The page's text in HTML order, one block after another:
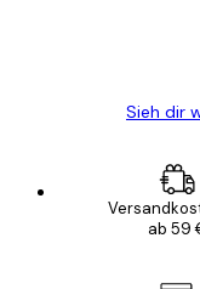
Sieh dir
ab 59